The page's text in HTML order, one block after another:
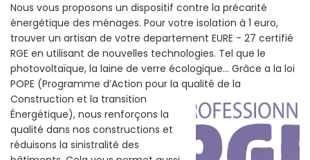
Nous vous proposons un dispositif contre la précarité
énergétique des ménages. Pour votre isolation à 1 euro,
trouver un artisan de votre departement EURE - 27 certifié
RGE en utilisant de nouvelles technologies. Tel que le
photovoltaïque, la laine de verre écologique... Grâce a la loi
POPE (Programme d’Action pour la qualité de la
Construction et la transition
Énergétique), nous renforçons la
qualité dans nos constructions et
réduisons la sinistralité des